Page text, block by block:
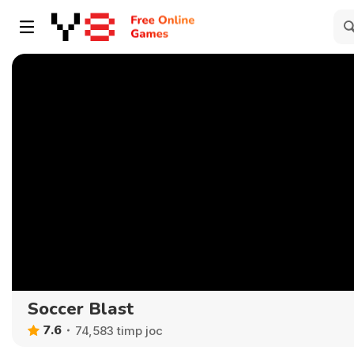
Soccer Blast
7.6 74,583 timp joc